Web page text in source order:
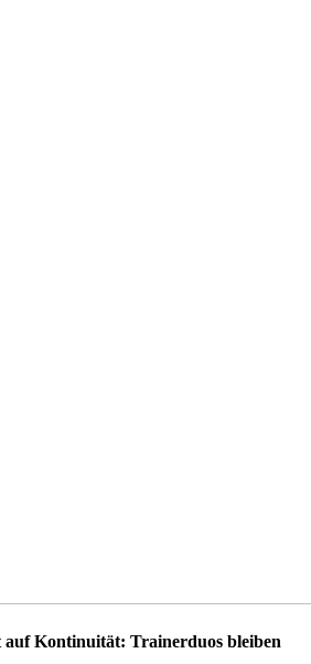
auf Kontinuität: Trainerduos bleiben